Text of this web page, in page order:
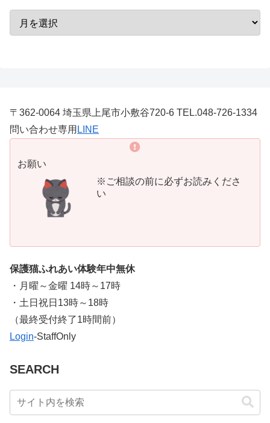
〒362-0064 埼玉県上尾市小敷谷720-6 TEL.048-726-1334
問い合わせ専用 LINE
お願い
※ご相談の前に必ずお読みくださ
い
保護猫ふれあい体験年中無休
・月曜～金曜 14時～17時
・土日祝日13時～18時
​（最終受付終了1時間前）
Login-StaffOnly
SEARCH